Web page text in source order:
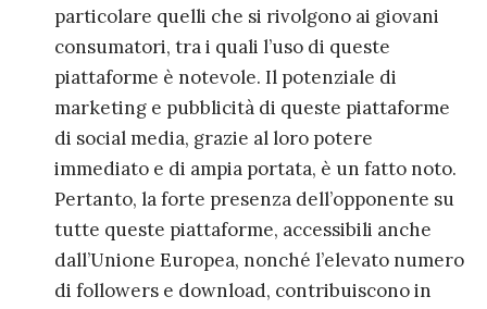
particolare quelli che si rivolgono ai giovani
consumatori, tra i quali l’uso di queste
piattaforme è notevole. Il potenziale di
marketing e pubblicità di queste piattaforme
di social media, grazie al loro potere
immediato e di ampia portata, è un fatto noto.
Pertanto, la forte presenza dell’opponente su
tutte queste piattaforme, accessibili anche
dall’Unione Europea, nonché l’elevato numero
di followers e download, contribuiscono in